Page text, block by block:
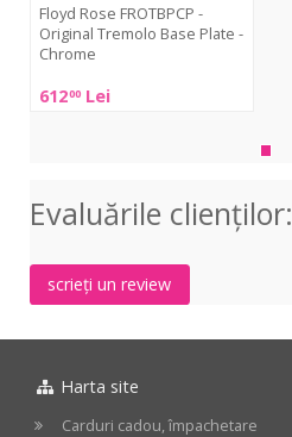
Chrome
Floyd Rose FROTBPCP -
Original Tremolo Base Plate -
Chrome
61200 Lei
Floyd
Original
Tremolo
Plate
-
Evaluările clienţilor:
scrieți un review
Harta site
Carduri cadou, împachetare